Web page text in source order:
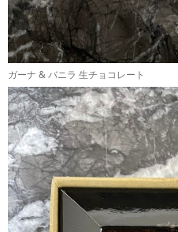
ガーナ & バニラ 生チョコレート